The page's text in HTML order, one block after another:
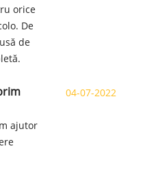
orice
De
de
ajutor
04-07-2022